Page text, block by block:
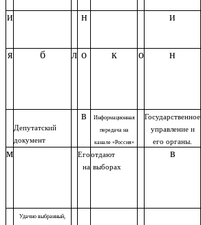
и н и
я б л о к о н
Депутатский
документ
в
Информационная
передача на
канале «Россия»
Государственное
управление и
его органы.
м
Его
на
отдают
выборах
в
Удачно выбранный,